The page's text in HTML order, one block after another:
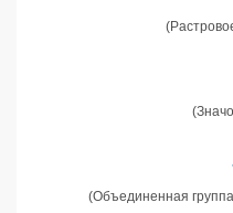
(Объединенная